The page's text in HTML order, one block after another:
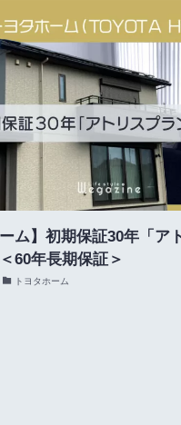
ーム】初期保証30年「ア
60年長期保証＞
トヨタホーム